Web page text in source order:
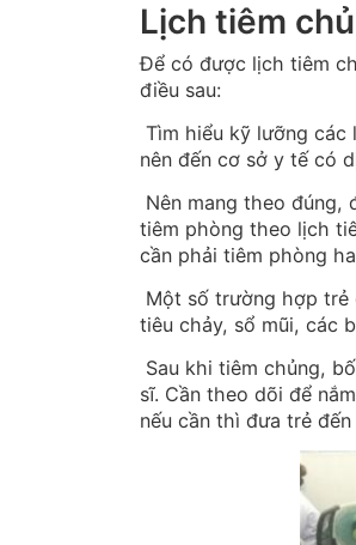
Lịch tiêm
Để có được lịch tiêm
điều sau:
Tìm hiểu kỹ lưỡng các
nên đến cơ sở y tế có
Nên mang theo đúng,
tiêm phòng theo lịch
cần phải tiêm phòng
Một số trường hợp trẻ
tiêu chảy, sổ mũi, các
Sau khi tiêm chủng,
sĩ. Cần theo dõi để
nếu cần thì đưa trẻ đến